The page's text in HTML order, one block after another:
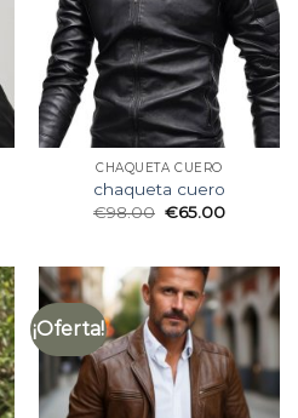
CHAQUETA CUERO
chaqueta cuero
€98.00 €65.00
¡Oferta!